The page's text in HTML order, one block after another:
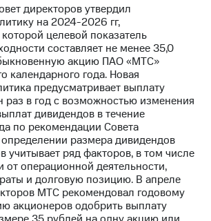
директоров утвердил
на 2024-2026 гг,
которой целевой показатель
составляет не менее 35,0
акцию ПАО «МТС»
календарного года. Новая
предусматривает выплату
раз в год с возможностью изменения
дивидендов в течение
по рекомендации Совета
размера дивидендов
учитывает ряд факторов, в том числе
операционной деятельности,
и долговую позицию. В апреле
МТС рекомендовал годовому
акционеров одобрить выплату